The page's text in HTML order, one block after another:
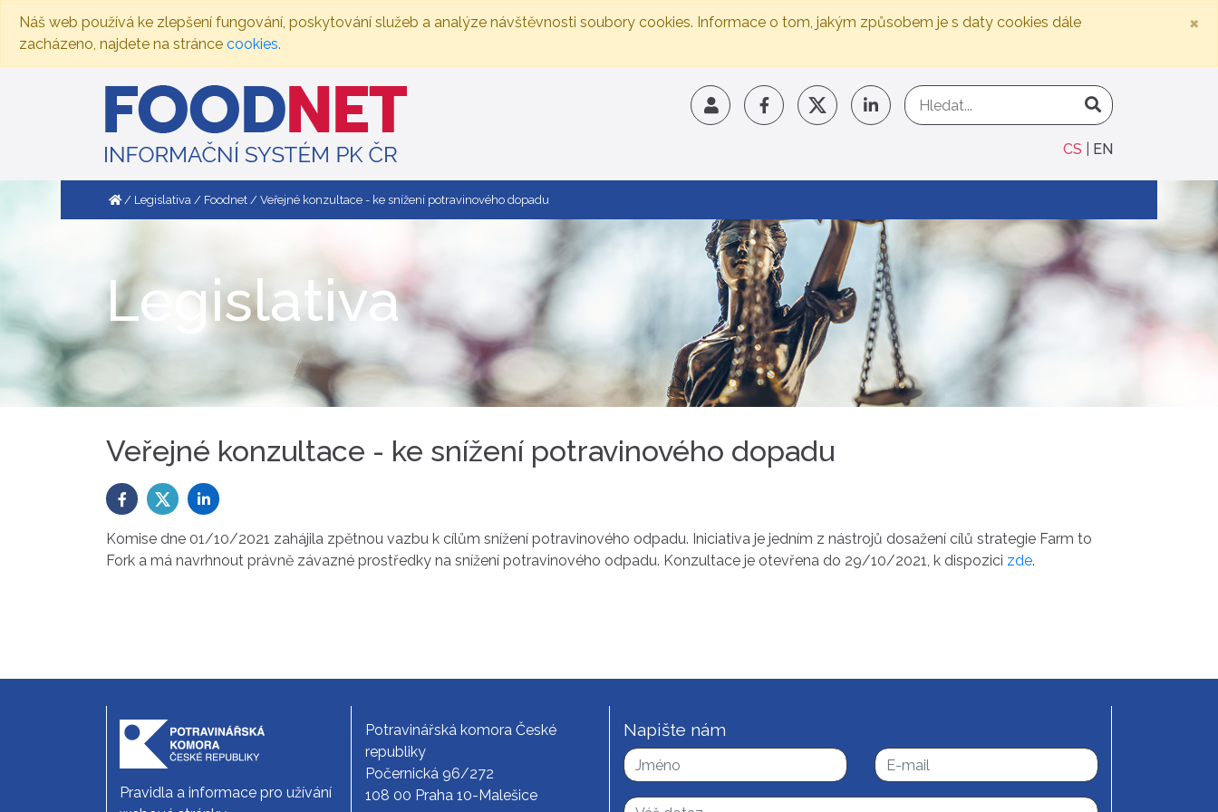
Náš web používá ke zlepšení fungování, poskytování služeb a analýze návštěvnosti soubory cookies. Informace o tom, jakým způsobem je s daty cookies dále
zacházeno, najdete na stránce cookies.
×
CS EN
Legislativa Foodnet Veřejné konzultace - ke snížení potravinového dopadu
Legislativa
Veřejné konzultace - ke snížení potravinového dopadu
Komise dne 01/10/2021 zahájila zpětnou vazbu k cílům snížení potravinového odpadu. Iniciativa je jedním z nástrojů dosažení cílů strategie Farm to
Fork a má navrhnout právně závazné prostředky na snížení potravinového odpadu. Konzultace je otevřena do 29/10/2021, k dispozici zde.
Pravidla a informace pro užívání
Potravinářská komora České
republiky
Počernická 96/272
108 00 Praha 10-Malešice
Napište nám